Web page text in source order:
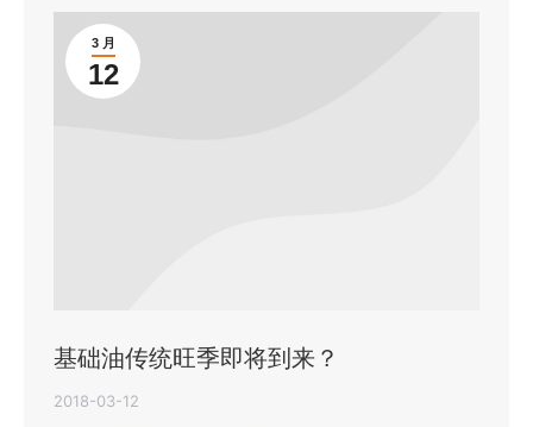
3 月
12
基础油传统旺季即将到来？
2018-03-12